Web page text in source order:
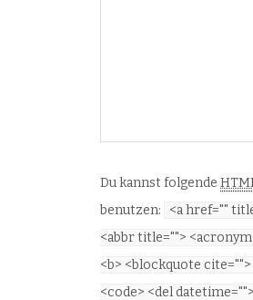
Du kannst folgende
benutzen:
<a href=""
<abbr title="">
<b> <blockquote
<code> <del